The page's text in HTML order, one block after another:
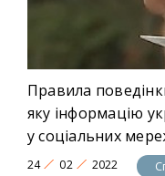
Правила
яку інформацію
у соціальних
24 02 2022